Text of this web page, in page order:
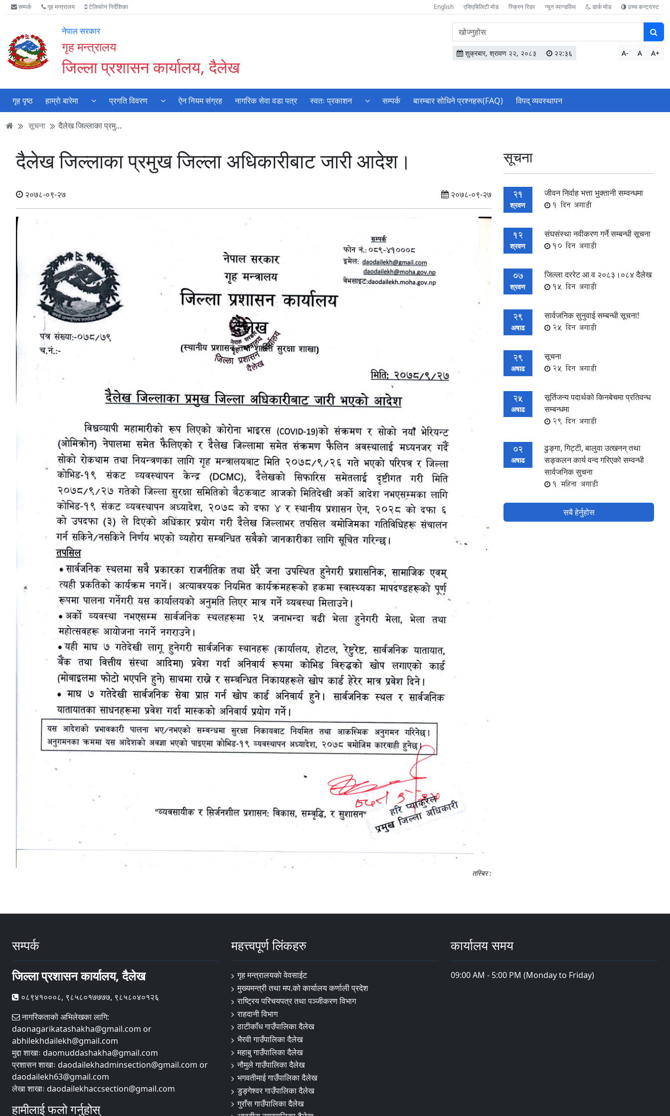
Accessibility
Mode
गर्नुहोस्
मुख्य
सामाग्री
मुख्य
नेभिगेसन
वेबसाइट
खोजमा
सम्पर्क गृह मन्त्रालय टेलिफोन निर्देशिका English एसिएबिलिटी मोड स्क्रिन रिडर न्यून व्यान्डविथ डार्क मोड उच्च कन्ट्रास्ट
नेपाल सरकार
गृह मन्त्रालय
जिल्ला प्रशासन कार्यालय, दैलेख
वेबसाइटमा
सामग्री
खोज्नुहोस
शुक्रबार, श्रावण २२, २०८३ २२:३६ A- A A+
गृह पृष्ठ हाम्राे बारेमा प्रगति विवरण ऐन नियम संग्रह नागरिक सेवा वडा पत्र स्वतः प्रकाशन सम्पर्क बारम्बार सोधिने प्रश्नहरू(FAQ) विपद् व्यवस्थापन
सूचना दैलेख जिल्लाका प्रमु...
दैलेख जिल्लाका प्रमुख जिल्ला अधिकारीबाट जारी आदेश।
२०७८-०९-२७ २०७८-०९-२७
तस्बिर :
सूचना
21
श्रवण
जीवन निर्वाह भत्ता भुक्तानी सम्वन्धमा
1 दिन अगाडी
12
श्रवण
संघसंस्था नवीकरण गर्ने सम्बन्धी सूचना
10 दिन अगाडी
07
श्रवण
जिल्ला दररेट आ व २०८३।०८४ दैलेख
15 दिन अगाडी
29
अषाढ
सार्वजनिक सुनुवाई सम्बन्धी सूचना!
25 दिन अगाडी
29
अषाढ
सूचना
25 दिन अगाडी
25
अषाढ
सूर्तिजन्य पदार्थको किनबेचमा प्रतिवन्ध
सम्बन्धमा
29 दिन अगाडी
02
अषाढ
ढुङ्गा, गिट्टी, बालुवा उत्खनन् तथा
सङ्कलन कार्य वन्द गरिएको सम्वन्धी
सार्वजनिक सुचना
1 महिना अगाडी
सबै हेर्नुहोस
सम्पर्क
जिल्ला प्रशासन कार्यालय, दैलेख
०८९४१०००८, ९८५८०१७७७७, ९८५८०४०१२६
नागरिकताको अभिलेखका लागि:
daonagarikatashakha@gmail.com or
abhilekhdailekh@gmail.com
मुद्दा शाखाः daomuddashakha@gmail.com
प्रशासन शाखाः daodailekhadminsection@gmail.com or
daodailekh63@gmail.com
लेखा शाखाः daodailekhaccsection@gmail.com
हामीलाई फलो गर्नुहोस्
महत्त्वपूर्ण लिंकहरु
गृह मन्त्रालयकाे वेवसाईट
मुख्यमन्त्री तथा मप.को कार्यालय कर्णाली प्रदेश
राष्ट्रिय परिचयपत्र तथा पञ्जीकरण विभाग
राहदानी विभाग
ठाटीकाँध गाउँपालिका दैलेख
भैरवी गाउँपालिका दैलेख
महाबु गाउँपालिका दैलेख
नौमुले गाउँपालिका दैलेख
भगवतीमाई गाउँपालिका दैलेख
डुङ्गेश्वर गाउँपालिका दैलेख
गुराँस गाउँपालिका दैलेख
कार्यालय समय
09:00 AM - 5:00 PM (Monday to Friday)